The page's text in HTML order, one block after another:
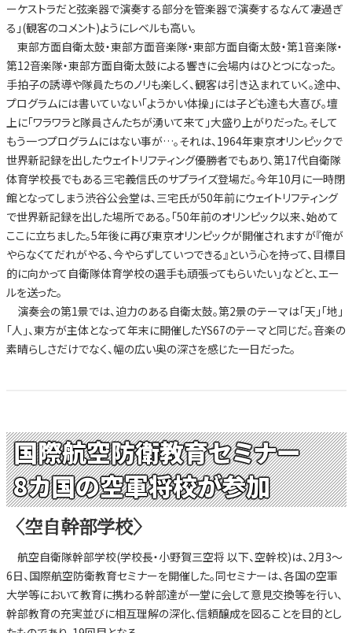
ーケストラだと弦楽器で演奏する部分を管楽器で演奏するなんて凄過ぎ
る」(観客のコメント)ようにレベルも高い。
東部方面自衛太鼓・東部方面音楽隊・東部方面自衛太鼓・第1音楽隊・
第12音楽隊・東部方面自衛太鼓による響きに会場内はひとつになった。
手拍子の誘導や隊員たちのノリも楽しく、観客は引き込まれていく。途中、
プログラムには書いていない「ようかい体操」には子ども達も大喜び。壇
上に「ワラワラと隊員さんたちが湧いて来て」大盛り上がりだった。そして
もう一つプログラムにはない事が…。それは、1964年東京オリンピックで
世界新記録を出したウェイトリフティング優勝者でもあり、第17代自衛隊
体育学校長でもある三宅義信氏のサプライズ登場だ。今年10月に一時閉
館となってしまう渋谷公会堂は、三宅氏が50年前にウェイトリフティング
で世界新記録を出した場所である。「50年前のオリンピック以来、始めて
ここに立ちました。5年後に再び東京オリンピックが開催されますが『俺が
やらなくてだれがやる、今やらずしていつできる』という心を持って、目標目
的に向かって自衛隊体育学校の選手も頑張ってもらいたい」などと、エー
ルを送った。
演奏会の第1景では、迫力のある自衛太鼓。第2景のテーマは「天」「地」
「人」、東方が主体となって年末に開催したYS67のテーマと同じだ。音楽の
素晴らしさだけでなく、幅の広い奥の深さを感じた一日だった。
国際航空防衛教育セミナー
8カ国の空軍将校が参加
〈空自幹部学校〉
航空自衛隊幹部学校(学校長・小野賀三空将 以下、空幹校)は、2月3～
6日、国際航空防衛教育セミナーを開催した。同セミナーは、各国の空軍
大学等において教育に携わる幹部達が一堂に会して意見交換等を行い、
幹部教育の充実並びに相互理解の深化、信頼醸成を図ることを目的とし